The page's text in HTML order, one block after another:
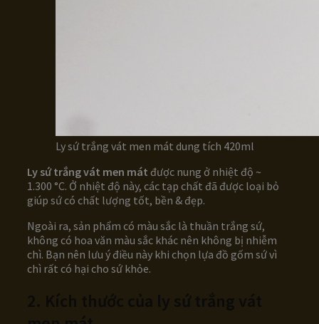
Ly sứ trắng vát men mát dung tích 420ml
Ly sứ trắng vát men mát được nung ở nhiệt độ ~
1.300 °C. Ở nhiệt độ này, các tạp chất đã được loại bỏ
giúp sứ có chất lượng tốt, bền & đẹp.
Ngoài ra, sản phẩm có màu sắc là thuần trắng sứ,
không có hoa văn màu sắc khác nên không bị nhiễm
chì. Bạn nên lưu ý điều này khi chọn lựa đồ gốm sứ vì
chì rất có hại cho sứ khỏe.